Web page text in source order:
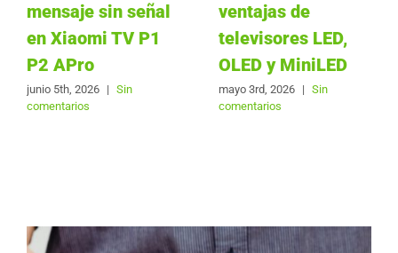
mensaje sin señal
en Xiaomi TV P1
P2 APro
junio 5th, 2026 | Sin
comentarios
ventajas de
televisores LED,
OLED y MiniLED
mayo 3rd, 2026 | Sin
comentarios